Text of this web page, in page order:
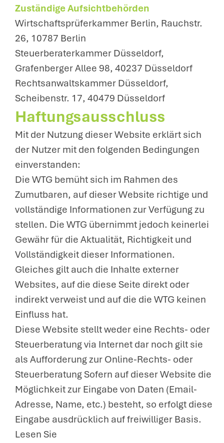
Zuständige Aufsichtbehörden
Wirtschaftsprüferkammer Berlin, Rauchstr.
26, 10787 Berlin
Steuerberaterkammer Düsseldorf,
Grafenberger Allee 98, 40237 Düsseldorf
Rechtsanwaltskammer Düsseldorf,
Scheibenstr. 17, 40479 Düsseldorf
Haftungsausschluss
Mit der Nutzung dieser Website erklärt sich
der Nutzer mit den folgenden Bedingungen
einverstanden:
Die WTG bemüht sich im Rahmen des
Zumutbaren, auf dieser Website richtige und
vollständige Informationen zur Verfügung zu
stellen. Die WTG übernimmt jedoch keinerlei
Gewähr für die Aktualität, Richtigkeit und
Vollständigkeit dieser Informationen.
Gleiches gilt auch die Inhalte externer
Websites, auf die diese Seite direkt oder
indirekt verweist und auf die die WTG keinen
Einfluss hat.
Diese Website stellt weder eine Rechts- oder
Steuerberatung via Internet dar noch gilt sie
als Aufforderung zur Online-Rechts- oder
Steuerberatung Sofern auf dieser Website die
Möglichkeit zur Eingabe von Daten (Email-
Adresse, Name, etc.) besteht, so erfolgt diese
Eingabe ausdrücklich auf freiwilliger Basis.
Lesen Sie